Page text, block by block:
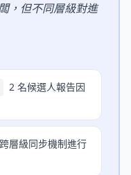
，但不同層級對進
2 名候選人報告因
層級同步機制進行